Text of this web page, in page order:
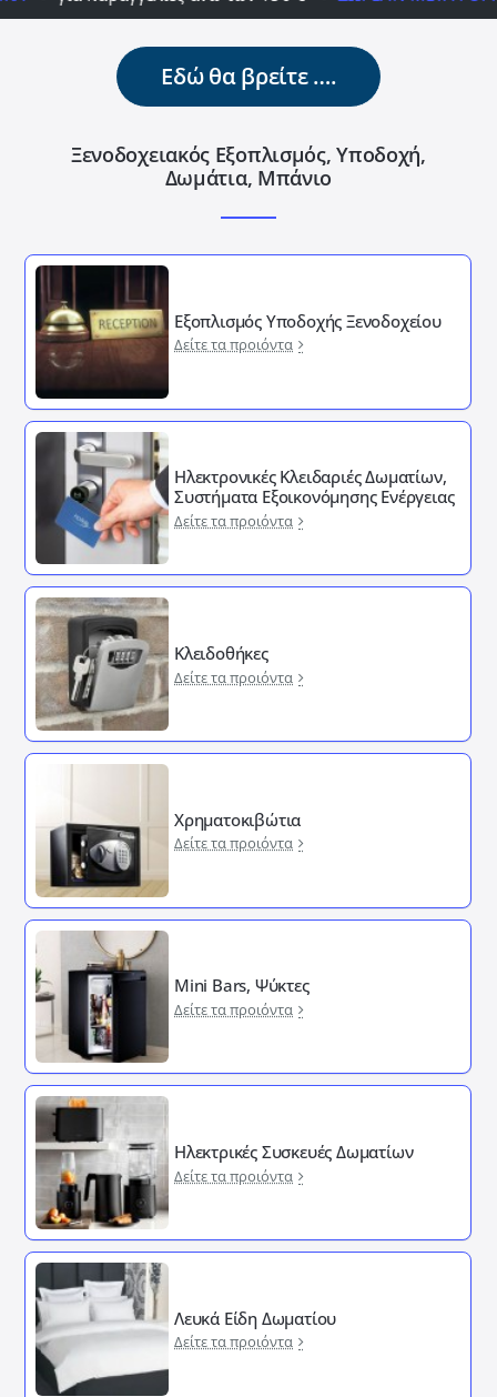
Εδώ θα βρείτε ….
Ξενοδοχειακός Εξοπλισμός, Υποδοχή,
Δωμάτια, Μπάνιο
Εξοπλισμός Υποδοχής Ξενοδοχείου
Δείτε τα προιόντα
Ηλεκτρονικές Κλειδαριές Δωματίων,
Συστήματα Εξοικονόμησης Ενέργειας
Δείτε τα προιόντα
Κλειδοθήκες
Δείτε τα προιόντα
Χρηματοκιβώτια
Δείτε τα προιόντα
Mini Bars, Ψύκτες
Δείτε τα προιόντα
Ηλεκτρικές Συσκευές Δωματίων
Δείτε τα προιόντα
Λευκά Είδη Δωματίου
Δείτε τα προιόντα